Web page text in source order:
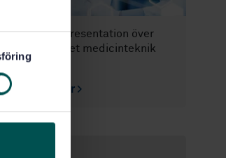
del av en presentation över
inom området medicinteknik
här >